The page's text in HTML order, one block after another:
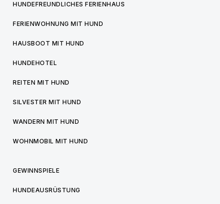
HUNDEFREUNDLICHES FERIENHAUS
FERIENWOHNUNG MIT HUND
HAUSBOOT MIT HUND
HUNDEHOTEL
REITEN MIT HUND
SILVESTER MIT HUND
WANDERN MIT HUND
WOHNMOBIL MIT HUND
GEWINNSPIELE
HUNDEAUSRÜSTUNG